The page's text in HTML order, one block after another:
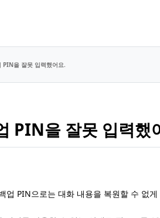
PIN을 잘못 입력했어요.
PIN을 잘못 입력했
업 PIN으로는 대화 내용을 복원할 수 없게